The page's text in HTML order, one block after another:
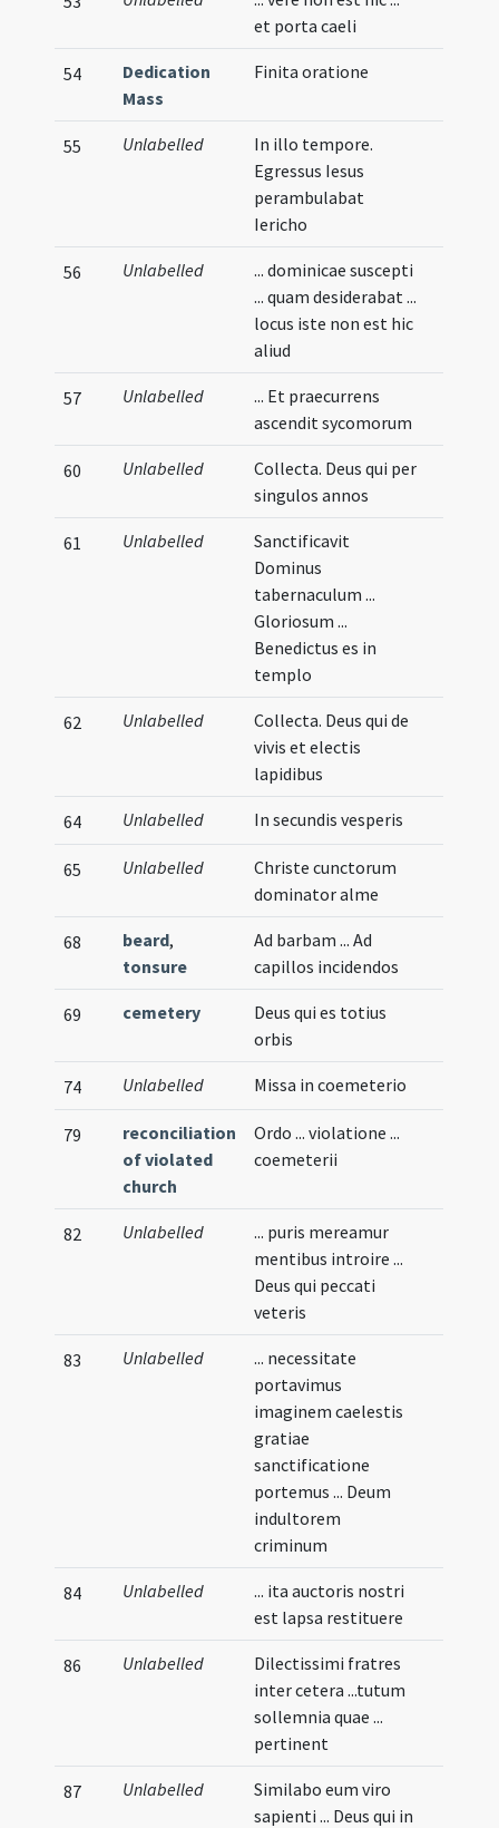
et porta caeli
54
Dedication
Mass
Finita oratione
55 Unlabelled
In illo tempore.
Egressus Iesus
perambulabat
Iericho
56 Unlabelled
... dominicae suscepti
... quam desiderabat ...
locus iste non est hic
aliud
57 Unlabelled
... Et praecurrens
ascendit sycomorum
60 Unlabelled
Collecta. Deus qui per
singulos annos
61 Unlabelled
Sanctificavit
Dominus
tabernaculum ...
Gloriosum ...
Benedictus es in
templo
62 Unlabelled
Collecta. Deus qui de
vivis et electis
lapidibus
64 Unlabelled In secundis vesperis
65 Unlabelled
Christe cunctorum
dominator alme
68 beard,
tonsure
Ad barbam ... Ad
capillos incidendos
69 cemetery
Deus qui es totius
orbis
74 Unlabelled Missa in coemeterio
79
reconciliation
of violated
church
Ordo ... violatione ...
coemeterii
82 Unlabelled
... puris mereamur
mentibus introire ...
Deus qui peccati
veteris
83 Unlabelled
... necessitate
portavimus
imaginem caelestis
gratiae
sanctificatione
portemus ... Deum
indultorem
criminum
84 Unlabelled
... ita auctoris nostri
est lapsa restituere
86 Unlabelled
Dilectissimi fratres
inter cetera ...tutum
sollemnia quae ...
pertinent
87 Unlabelled
Similabo eum viro
sapienti ... Deus qui in